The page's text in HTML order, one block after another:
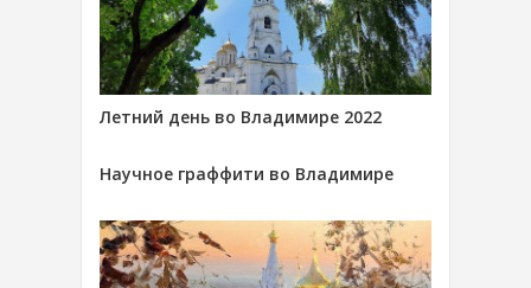
Летний день во Владимире 2022
Научное граффити во Владимире